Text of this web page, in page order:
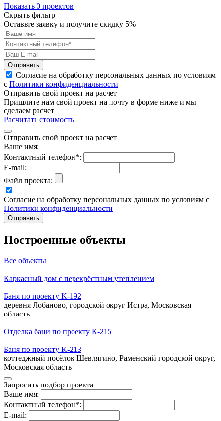
Показать 0 проектов
Скрыть фильтр
Оставьте заявку и получите скидку 5%
Отправить
Согласие на обработку персональных данных по условиям
с Политики конфиденциальности
Отправить свой проект на расчет
Пришлите нам свой проект на почту в форме ниже и мы
сделаем расчет
Расчитать стоимость
Отправить свой проект на расчет
Ваше имя:
Контактный телефон*:
E-mail:
Файл проекта:
Согласие на обработку персональных данных по условиям с
Политики конфиденциальности
Построенные объекты
Все объекты
Каркасный дом с перекрёстным утеплением
Баня по проекту K-192
деревня Лобаново, городской округ Истра, Московская
область
Отделка бани по проекту К-215
Баня по проекту K-213
коттеджный посёлок Шевлягино, Раменский городской округ,
Московская область
Запросить подбор проекта
Ваше имя:
Контактный телефон*:
E-mail: